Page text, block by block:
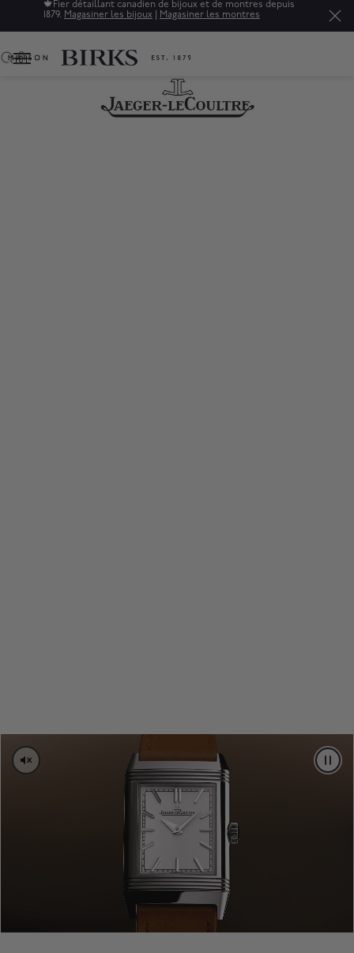
Soldes : jusqu'à 50% de rabais sur une sélection de bijoux
raffinés.*Magasiner
0